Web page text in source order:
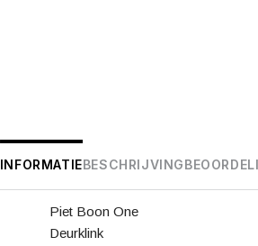
INFORMATIEBESCHRIJVING
Piet Boon One
Deurklink